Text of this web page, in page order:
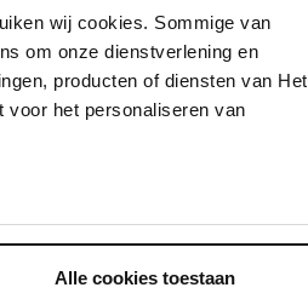
wij cookies. Sommige van
om onze dienstverlening en
producten of diensten van Het
voor het personaliseren van
of intrekken.
Alle cookies toestaan